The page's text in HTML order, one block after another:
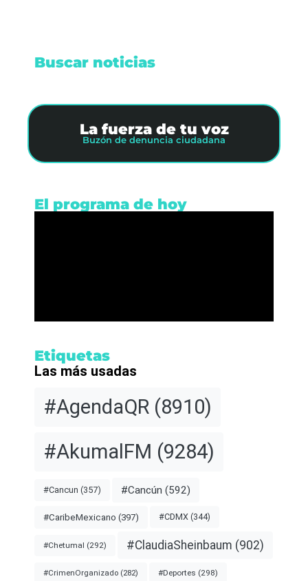
Buscar noticias
La fuerza de tu voz
Buzón de denuncia ciudadana
El programa de hoy
Etiquetas
Las más usadas
#AgendaQR (8910)
#AkumalFM (9284)
#Cancun (357) #Cancún (592)
#CaribeMexicano (397) #CDMX (344)
#Chetumal (292) #ClaudiaSheinbaum (902)
#CrimenOrganizado (282) #Deportes (298)